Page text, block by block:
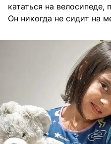
кататься на велосипеде,
Он никогда не сидит на